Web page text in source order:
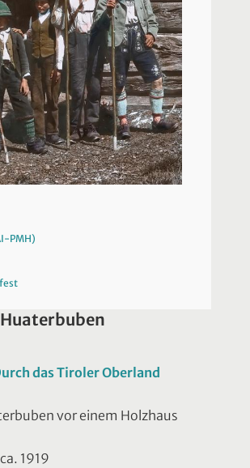
PMH)
das Tiroler Oberland
vor einem Holzhaus
1919